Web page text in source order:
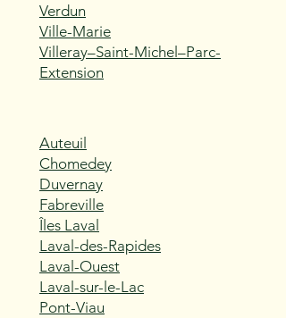
Verdun
Ville-Marie
Villeray–Saint-Michel–Parc-
Extension
Auteuil
Chomedey
Duvernay
Fabreville
Îles Laval
Laval-des-Rapides
Laval-Ouest
Laval-sur-le-Lac
Pont-Viau